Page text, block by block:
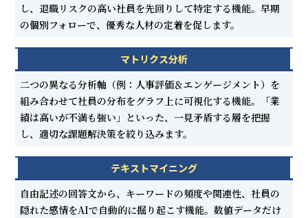
し、退職リスクの高い社員を先回りして特定する機能。早期
の個別フォローで、優秀な人材の定着を促します。
マトリクス分析
二つの異なる分析軸（例：人事評価＆エンゲージメント）を
組み合わせて社員の分布をグラフ上に可視化する機能。「業
績は高いが不満も強い」といった、一見矛盾する層を把握
し、適切な課題解決策を絞り込みます。
テキストマイニング
自由記述の回答文から、キーワードの頻度や関連性、社員の
隠れた感情をAIで自動的に掘り起こす機能。数値データだけ